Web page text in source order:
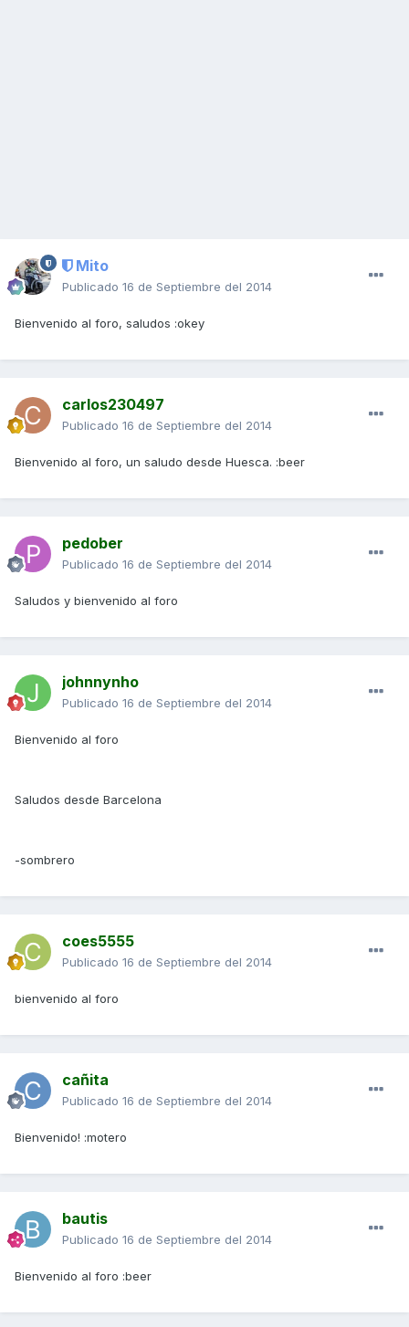
Mito
Publicado 16 de Septiembre del 2014
Bienvenido al foro, saludos :okey
carlos230497
Publicado 16 de Septiembre del 2014
Bienvenido al foro, un saludo desde Huesca. :beer
pedober
Publicado 16 de Septiembre del 2014
Saludos y bienvenido al foro
johnnynho
Publicado 16 de Septiembre del 2014
Bienvenido al foro
Saludos desde Barcelona
-sombrero
coes5555
Publicado 16 de Septiembre del 2014
bienvenido al foro
cañita
Publicado 16 de Septiembre del 2014
Bienvenido! :motero
bautis
Publicado 16 de Septiembre del 2014
Bienvenido al foro :beer